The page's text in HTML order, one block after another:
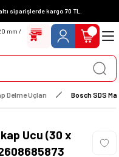
siparişlerde kargo 70 TL.
Delme Uçları Bosch SDS
Ucu (30 x